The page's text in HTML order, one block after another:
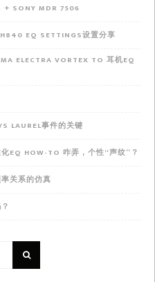
+ SONY MDR 7506
EQ SETTINGS设置分享
ELECTRA VORTEX TO 耳机EQ
LAUREL事件的关键
EQ HOW-TO 咋弄，个性“声纹”？
关系的仿真